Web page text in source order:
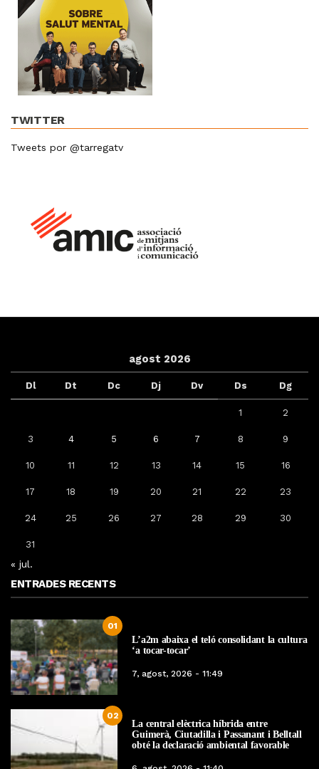
TWITTER
Tweets por @tarregatv
agost 2026
Dl Dt Dc Dj Dv Ds Dg
1 2
3 4 5 6 7 8 9
10 11 12 13 14 15 16
17 18 19 20 21 22 23
24 25 26 27 28 29 30
31
« jul.
ENTRADES RECENTS
01
L’a2m abaixa el teló consolidant la cultura
‘a tocar-tocar’
7, agost, 2026 - 11:49
02
La central elèctrica híbrida entre
Guimerà, Ciutadilla i Passanant i Belltall
obté la declaració ambiental favorable